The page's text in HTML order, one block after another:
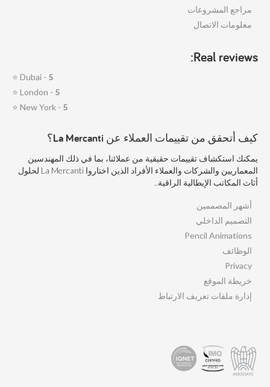
مراجع المشروعات
معلومات الاتصال
Real reviews:
Dubai - 5
⭐
London - 5
⭐
New York - 5
⭐
كيف أتحقق من تقييمات العملاء عن La Mercanti؟
يمكنك استكشاف تقييمات حقيقية من عملائنا، بما في ذلك المهندسين
المعماريين والشركات والعملاء الأفراد الذين اختاروا La Mercanti لحلول
أثاث المكاتب الإيطالية الراقية..
أشهر المصممين
التصميم الداخلي
Pencil Animations
الوظائف
Privacy
خريطة الموقع
إدارة ملفات تعريف الارتباط